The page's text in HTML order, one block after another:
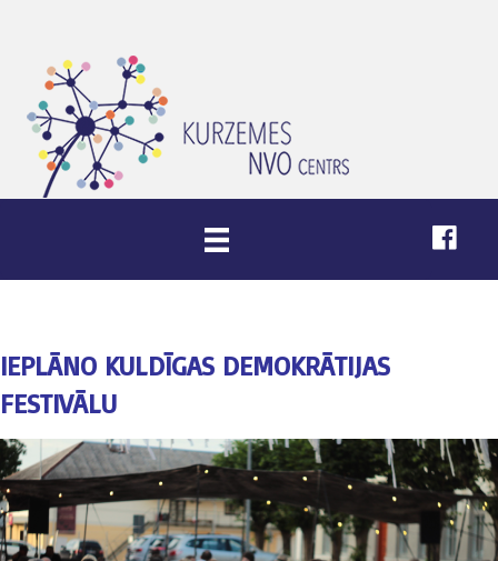
IEPLĀNO KULDĪGAS DEMOKRĀTIJAS
FESTIVĀLU